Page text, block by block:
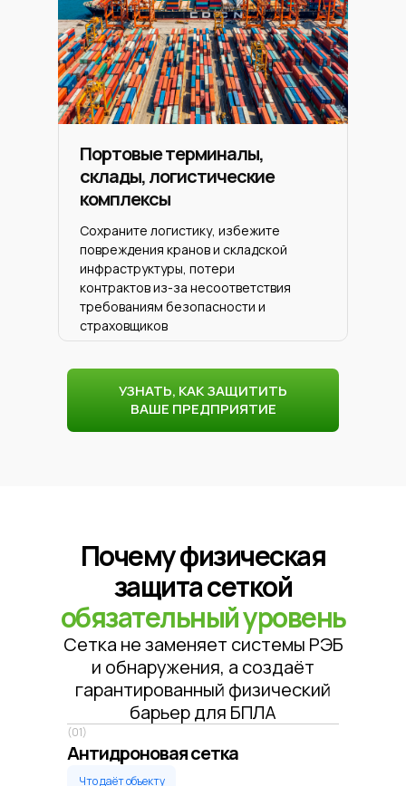
УЗНАТЬ, КАК ЗАЩИТИТЬ
ВАШЕ ПРЕДПРИЯТИЕ
Портовые терминалы,
склады, логистические
комплексы
Сохраните логистику, избежите
повреждения кранов и складской
инфраструктуры, потери
контрактов из-за несоответствия
требованиям безопасности и
страховщиков
Почему физическая
защита сеткой
обязательный уровень
Сетка не заменяет системы РЭБ
и обнаружения, а создаёт
гарантированный физический
барьер для БПЛА
(01)
Антидроновая сетка
Что даёт объекту